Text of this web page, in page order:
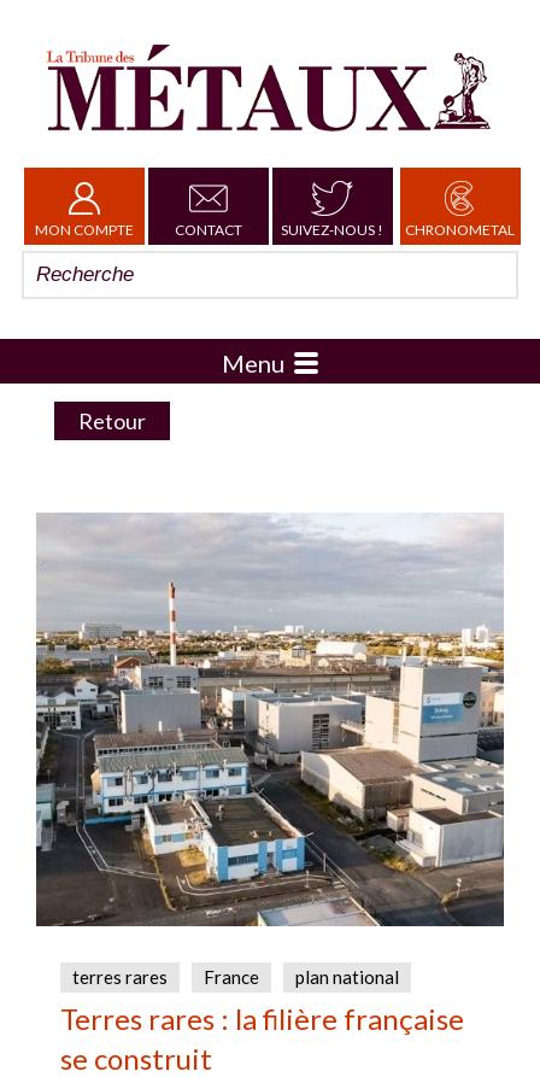
MON COMPTE CONTACT SUIVEZ-NOUS ! CHRONOMETAL
Menu
Retour
terres rares France plan national
Terres rares : la filière française
se construit